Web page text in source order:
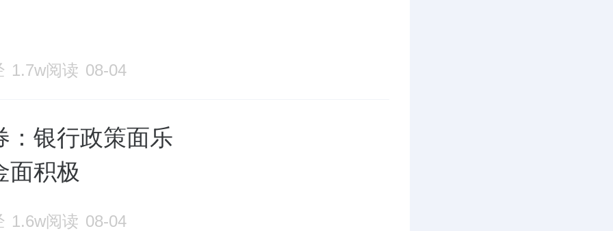
1.7w阅读 08-04
：银行政策面乐
面积极
1.6w阅读 08-04